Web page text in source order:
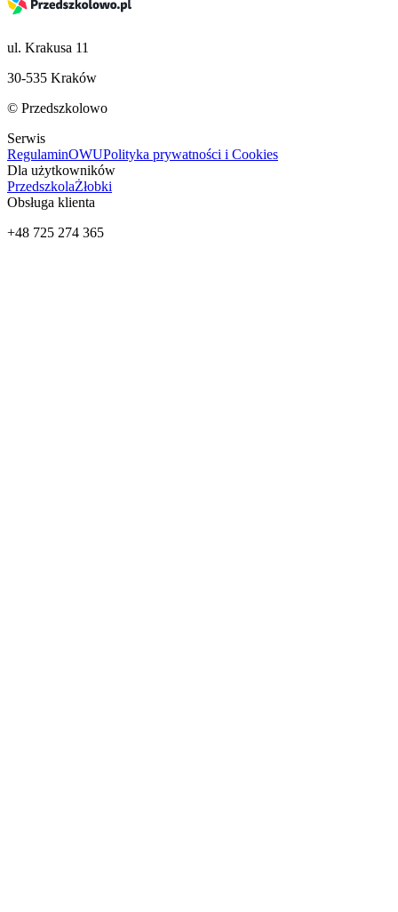
ul. Krakusa 11
30-535 Kraków
© Przedszkolowo
Serwis
RegulaminOWUPolityka prywatności i Cookies
Dla użytkowników
PrzedszkolaŻłobki
Obsługa klienta
+48 725 274 365